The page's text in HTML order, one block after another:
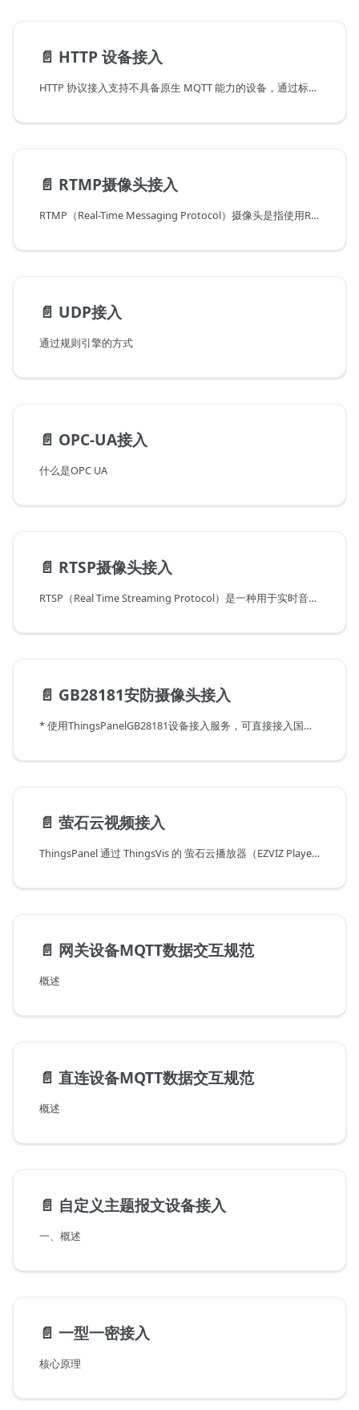
📄️ HTTP 设备接入
HTTP 协议接入支持不具备原生 MQTT 能力的设备，通过标准 HTTP 请求与 ThingsPanel 交换数据。设备通过 HTTP 适配器上报遥测数据，ThingsPanel 通过 MQTT 下发指令或控制，适配器支持直连 HTTP 下行和设备长轮询两种模式。
📄️ RTMP摄像头接入
RTMP（Real-Time Messaging Protocol）摄像头是指使用RTMP协议进行视频传输的摄像头设备。RTMP是一种实时流媒体传输协议，最初由Adobe开发，用于在互联网上实现音视频的传输和播放。
📄️ UDP接入
通过规则引擎的方式
📄️ OPC-UA接入
什么是OPC UA
📄️ RTSP摄像头接入
RTSP（Real Time Streaming Protocol）是一种用于实时音视频传输的协议，通常用于监控设备、视频会议等场景。
📄️ GB28181安防摄像头接入
* 使用ThingsPanelGB28181设备接入服务，可直接接入国标摄像头。
📄️ 萤石云视频接入
ThingsPanel 通过 ThingsVis 的 萤石云播放器（EZVIZ Player） 接入萤石云摄像头。
📄️ 网关设备MQTT数据交互规范
概述
📄️ 直连设备MQTT数据交互规范
概述
📄️ 自定义主题报文设备接入
一、概述
📄️ 一型一密接入
核心原理